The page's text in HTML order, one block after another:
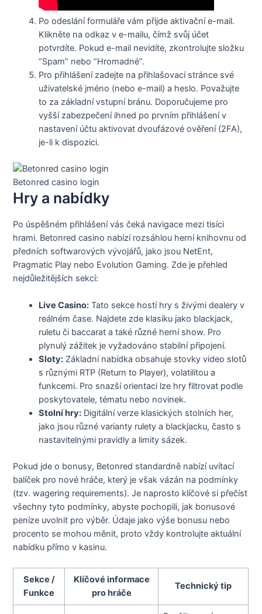
Po odeslání formuláře vám přijde aktivační e-mail.
Klikněte na odkaz v e-mailu, čímž svůj účet
potvrdíte. Pokud e-mail nevidíte, zkontrolujte složku
“Spam” nebo “Hromadné”.
Pro přihlášení zadejte na přihlašovací stránce své
uživatelské jméno (nebo e-mail) a heslo. Považujte
to za základní vstupní bránu. Doporučujeme pro
vyšší zabezpečení ihned po prvním přihlášení v
nastavení účtu aktivovat dvoufázové ověření (2FA),
je-li k dispozici.
Betonred casino login
Hry a nabídky
Po úspěšném přihlášení vás čeká navigace mezi tisíci
hrami. Betonred casino nabízí rozsáhlou herní knihovnu od
předních softwarových vývojářů, jako jsou NetEnt,
Pragmatic Play nebo Evolution Gaming. Zde je přehled
nejdůležitějších sekcí:
Live Casino: Tato sekce hostí hry s živými dealery v
reálném čase. Najdete zde klasiku jako blackjack,
ruletu či baccarat a také různé herní show. Pro
plynulý zážitek je vyžadováno stabilní připojení.
Sloty: Základní nabídka obsahuje stovky video slotů
s různými RTP (Return to Player), volatilitou a
funkcemi. Pro snazší orientaci lze hry filtrovat podle
poskytovatele, tématu nebo novinek.
Stolní hry: Digitální verze klasických stolních her,
jako jsou různé varianty rulety a blackjacku, často s
nastavitelnými pravidly a limity sázek.
Pokud jde o bonusy, Betonred standardně nabízí uvítací
balíček pro nové hráče, který je však vázán na podmínky
(tzv. wagering requirements). Je naprosto klíčové si přečíst
všechny tyto podmínky, abyste pochopili, jak bonusové
peníze uvolnit pro výběr. Údaje jako výše bonusu nebo
procento se mohou měnit, proto vždy kontrolujte aktuální
nabídku přímo v kasinu.
Sekce /
Funkce
Klíčové informace
pro hráče
Technický tip